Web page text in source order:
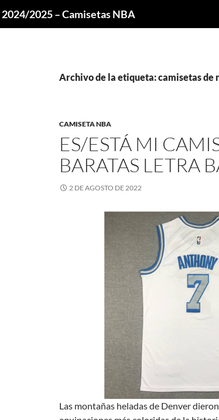
2025 – Camisetas NBA
Archivo de la etiqueta: camisetas de
CAMISETA NBA
ES/ESTÁ MI
BARATAS LETRA
2 DE AGOSTO DE 2022
Las montañas heladas de Denver